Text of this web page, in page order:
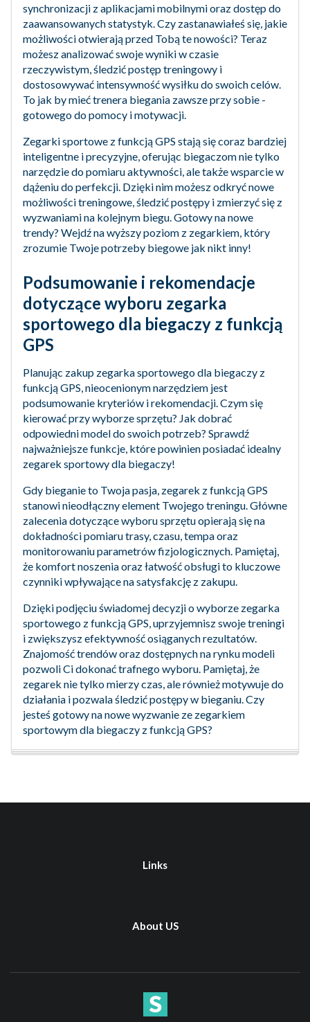
synchronizacji z aplikacjami mobilnymi oraz dostęp do
zaawansowanych statystyk. Czy zastanawiałeś się, jakie
możliwości otwierają przed Tobą te nowości? Teraz
możesz analizować swoje wyniki w czasie
rzeczywistym, śledzić postęp treningowy i
dostosowywać intensywność wysiłku do swoich celów.
To jak by mieć trenera biegania zawsze przy sobie -
gotowego do pomocy i motywacji.
Zegarki sportowe z funkcją GPS stają się coraz bardziej
inteligentne i precyzyjne, oferując biegaczom nie tylko
narzędzie do pomiaru aktywności, ale także wsparcie w
dążeniu do perfekcji. Dzięki nim możesz odkryć nowe
możliwości treningowe, śledzić postępy i zmierzyć się z
wyzwaniami na kolejnym biegu. Gotowy na nowe
trendy? Wejdź na wyższy poziom z zegarkiem, który
zrozumie Twoje potrzeby biegowe jak nikt inny!
Podsumowanie i rekomendacje
dotyczące wyboru zegarka
sportowego dla biegaczy z funkcją
GPS
Planując zakup zegarka sportowego dla biegaczy z
funkcją GPS, nieocenionym narzędziem jest
podsumowanie kryteriów i rekomendacji. Czym się
kierować przy wyborze sprzętu? Jak dobrać
odpowiedni model do swoich potrzeb? Sprawdź
najważniejsze funkcje, które powinien posiadać idealny
zegarek sportowy dla biegaczy!
Gdy bieganie to Twoja pasja, zegarek z funkcją GPS
stanowi nieodłączny element Twojego treningu. Główne
zalecenia dotyczące wyboru sprzętu opierają się na
dokładności pomiaru trasy, czasu, tempa oraz
monitorowaniu parametrów fizjologicznych. Pamiętaj,
że komfort noszenia oraz łatwość obsługi to kluczowe
czynniki wpływające na satysfakcję z zakupu.
Dzięki podjęciu świadomej decyzji o wyborze zegarka
sportowego z funkcją GPS, uprzyjemnisz swoje treningi
i zwiększysz efektywność osiąganych rezultatów.
Znajomość trendów oraz dostępnych na rynku modeli
pozwoli Ci dokonać trafnego wyboru. Pamiętaj, że
zegarek nie tylko mierzy czas, ale również motywuje do
działania i pozwala śledzić postępy w bieganiu. Czy
jesteś gotowy na nowe wyzwanie ze zegarkiem
sportowym dla biegaczy z funkcją GPS?
Links
About US